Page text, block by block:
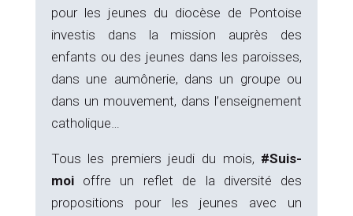
pour les jeunes du diocèse de Pontoise
investis dans la mission auprès des
enfants ou des jeunes dans les paroisses,
dans une aumônerie, dans un groupe ou
dans un mouvement, dans l’enseignement
catholique…
Tous les premiers jeudi du mois, #Suis-
moioffre un reflet de la diversité des
propositions pour les jeunes avec un